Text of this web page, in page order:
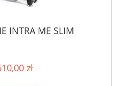
INTRA ME SLIM
zł